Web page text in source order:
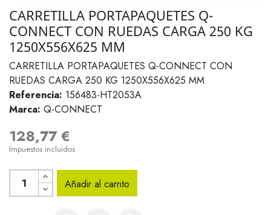
CARRETILLA PORTAPAQUETES Q-
CONNECT CON RUEDAS CARGA 250 KG
1250X556X625 MM
CARRETILLA PORTAPAQUETES Q-CONNECT CON
RUEDAS CARGA 250 KG 1250X556X625 MM
Referencia: 156483-HT2053A
Marca: Q-CONNECT
128,77 €
Impuestos incluidos
Añadir al carrito